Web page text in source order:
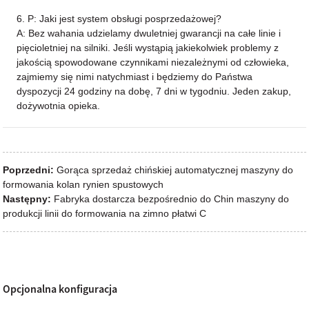
6. P: Jaki jest system obsługi posprzedażowej?
A: Bez wahania udzielamy dwuletniej gwarancji na całe linie i
pięcioletniej na silniki. Jeśli wystąpią jakiekolwiek problemy z
jakością spowodowane czynnikami niezależnymi od człowieka,
zajmiemy się nimi natychmiast i będziemy do Państwa
dyspozycji 24 godziny na dobę, 7 dni w tygodniu. Jeden zakup,
dożywotnia opieka.
Poprzedni: Gorąca sprzedaż chińskiej automatycznej maszyny do
formowania kolan rynien spustowych
Następny: Fabryka dostarcza bezpośrednio do Chin maszyny do
produkcji linii do formowania na zimno płatwi C
Opcjonalna konfiguracja